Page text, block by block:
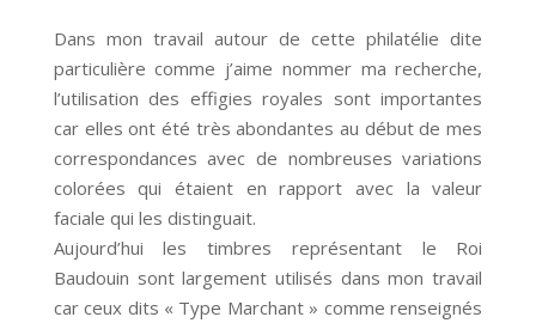
Dans mon travail autour de cette philatélie dite
particulière comme j’aime nommer ma recherche,
l’utilisation des effigies royales sont importantes
car elles ont été très abondantes au début de mes
correspondances avec de nombreuses variations
colorées qui étaient en rapport avec la valeur
faciale qui les distinguait.
Aujourd’hui les timbres représentant le Roi
Baudouin sont largement utilisés dans mon travail
car ceux dits « Type Marchant » comme renseignés